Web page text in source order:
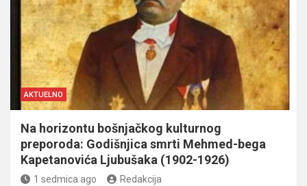
AKTUELNO
Na horizontu bošnjačkog kulturnog
preporoda: Godišnjica smrti Mehmed-bega
Kapetanovića Ljubušaka (1902-1926)
1 sedmica ago Redakcija